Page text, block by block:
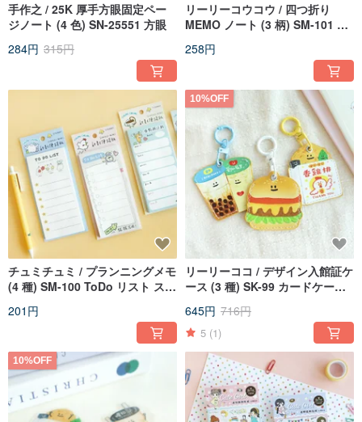
手作之 / 25K 厚手方眼固定ペー
ジノート (4 色) SN-25551 方眼
284円 315円
リーリーコウコウ / 四つ折り
MEMO ノート (3 柄) SM-101 メ
258円
チュミチュミ / プランニングメモ
(4 種) SM-100 ToDo リスト スケ
201円
10%OFF
リーリーココ / デザイン入館証ケ
ース (3 種) SK-99 カードケース
645円 716円
5 (1)
10%OFF